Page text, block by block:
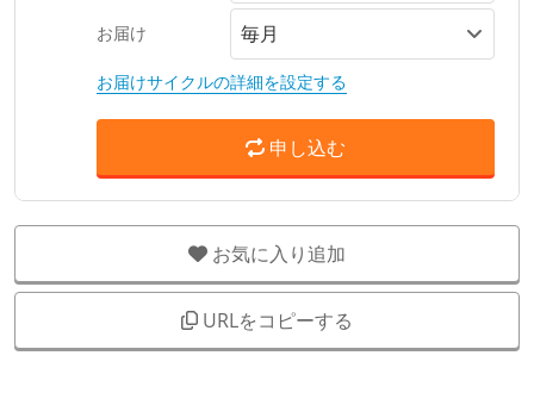
お届け
お届けサイクルの詳細を設定する
申し込む
お気に入り追加
URLをコピーする